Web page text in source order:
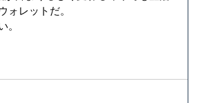
レットだ。